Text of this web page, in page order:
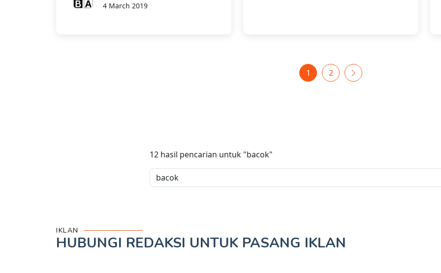
4 March 2019
1 2
12 hasil pencarian untuk "bacok"
IKLAN
HUBUNGI REDAKSI UNTUK PASANG IKLAN